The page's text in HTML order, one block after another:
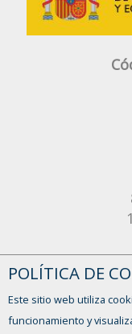
POLÍTICA DE
Este sitio web utiliza
funcionamiento y